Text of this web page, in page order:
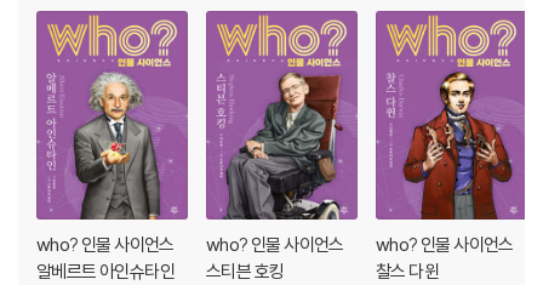
who? 인물 사이언스
알베르트 아인슈타인
who? 인물 사이언스
스티븐 호킹
who? 인물 사이언스
찰스 다윈